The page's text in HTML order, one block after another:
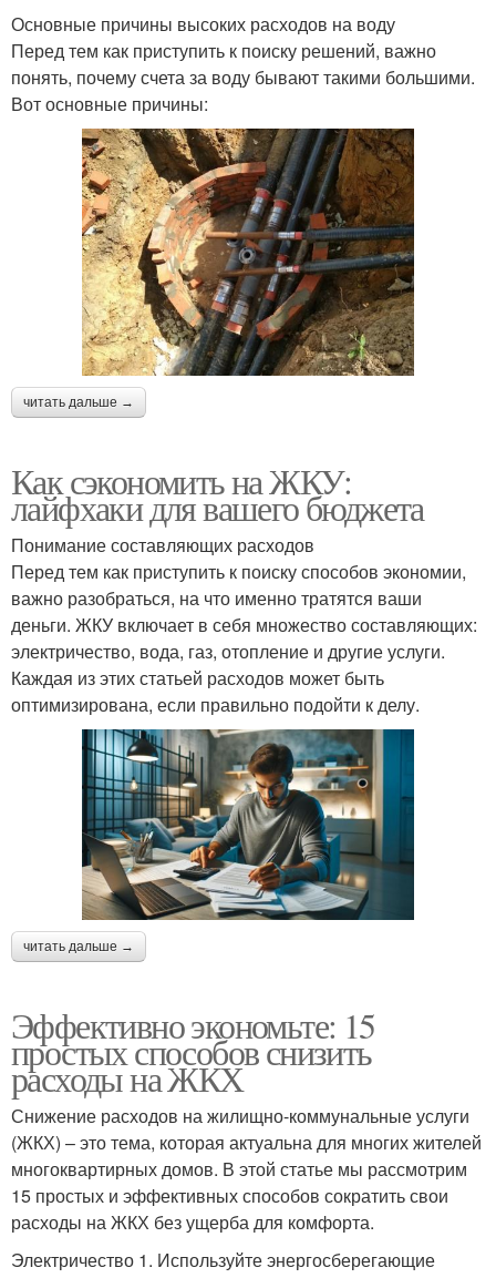
Основные причины высоких расходов на воду
Перед тем как приступить к поиску решений, важно
понять, почему счета за воду бывают такими большими.
Вот основные причины:
читать дальше →
Как сэкономить на ЖКУ:
лайфхаки для вашего бюджета
Понимание составляющих расходов
Перед тем как приступить к поиску способов экономии,
важно разобраться, на что именно тратятся ваши
деньги. ЖКУ включает в себя множество составляющих:
электричество, вода, газ, отопление и другие услуги.
Каждая из этих статьей расходов может быть
оптимизирована, если правильно подойти к делу.
читать дальше →
Эффективно экономьте: 15
простых способов снизить
расходы на ЖКХ
Снижение расходов на жилищно-коммунальные услуги
(ЖКХ) – это тема, которая актуальна для многих жителей
многоквартирных домов. В этой статье мы рассмотрим
15 простых и эффективных способов сократить свои
расходы на ЖКХ без ущерба для комфорта.
Электричество 1. Используйте энергосберегающие